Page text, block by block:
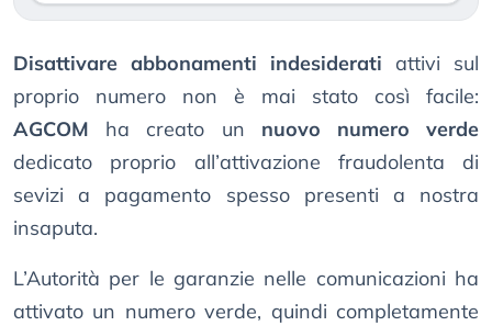
Disattivare abbonamenti indesiderati attivi sul
proprio numero non è mai stato così facile:
AGCOM ha creato un nuovo numero verde
dedicato proprio all’attivazione fraudolenta di
sevizi a pagamento spesso presenti a nostra
insaputa.
L’Autorità per le garanzie nelle comunicazioni ha
attivato un numero verde, quindi completamente